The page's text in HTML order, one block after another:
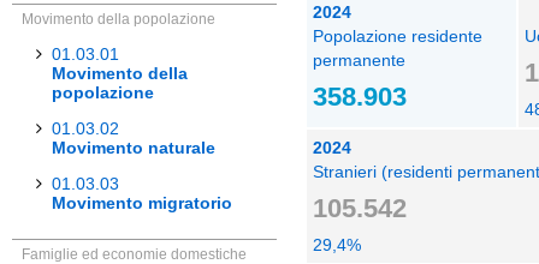
Movimento della popolazione
01.03.01
Movimento della
popolazione
01.03.02
Movimento naturale
01.03.03
Movimento migratorio
Famiglie ed economie domestiche
2024
Popolazione residente
permanente
358.903
2024
Stranieri (residenti
105.542
29,4%